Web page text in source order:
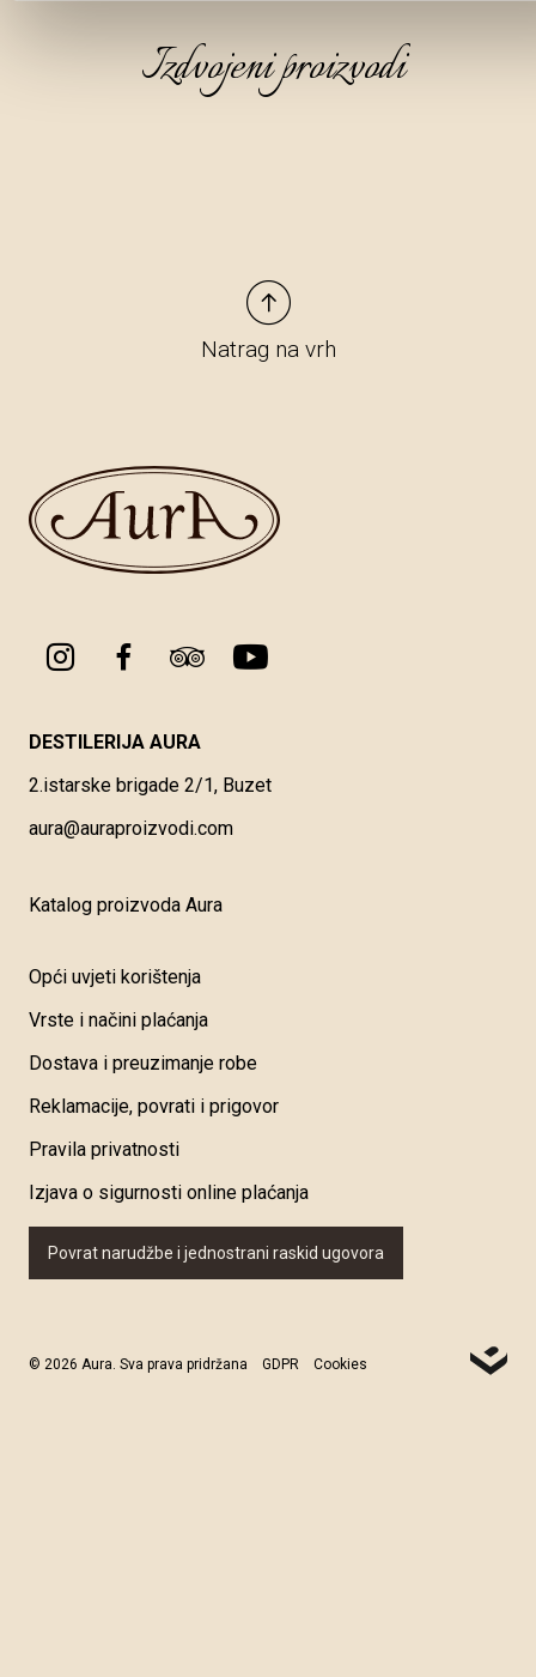
Izdvojeni proizvodi
Natrag na vrh
DESTILERIJA AURA
2.istarske brigade 2/1, Buzet
aura@auraproizvodi.com
Katalog proizvoda Aura
Opći uvjeti korištenja
Vrste i načini plaćanja
Dostava i preuzimanje robe
Reklamacije, povrati i prigovor
Pravila privatnosti
Izjava o sigurnosti online plaćanja
Povrat narudžbe i jednostrani raskid ugovora
© 2026 Aura. Sva prava pridržana GDPR Cookies